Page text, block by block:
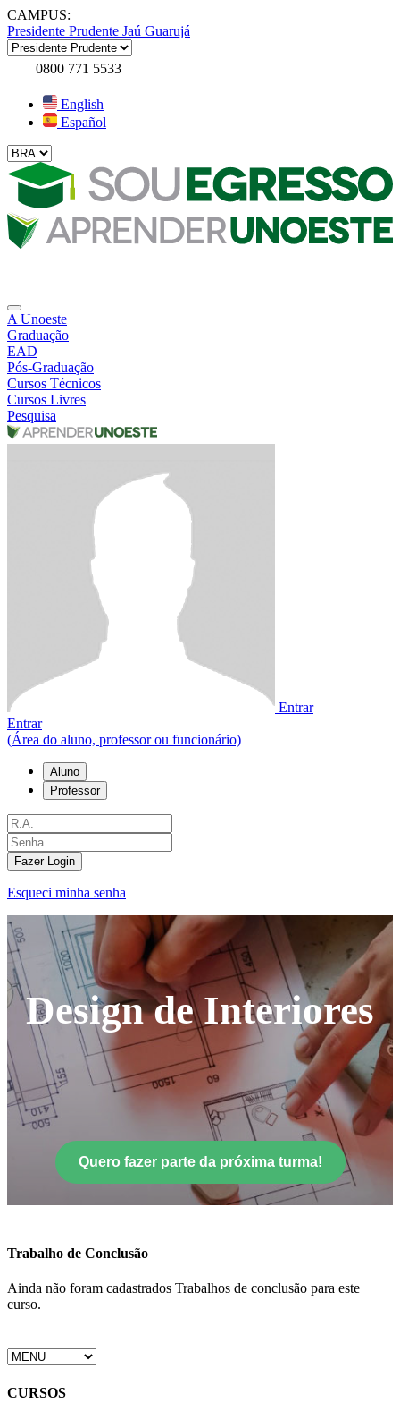
CAMPUS:
Presidente Prudente Jaú Guarujá
0800 771 5533
English
Español
A Unoeste
Graduação
EAD
Pós-Graduação
Cursos Técnicos
Cursos Livres
Pesquisa
Entrar
Entrar
(Área do aluno, professor ou funcionário)
Aluno
Professor
Fazer Login
Esqueci minha senha
Design de Interiores
Quero fazer parte da próxima turma!
Trabalho de Conclusão
Ainda não foram cadastrados Trabalhos de conclusão para este
curso.
CURSOS